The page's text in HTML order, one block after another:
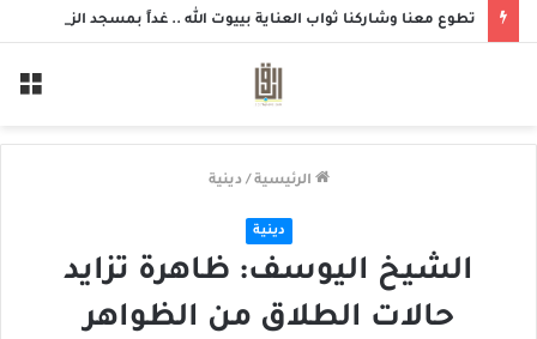
الرئيسية / دينية
دينية
الشيخ اليوسف: ظاهرة تزايد
حالات الطلاق من الظواهر